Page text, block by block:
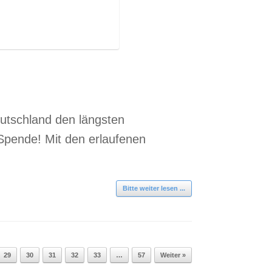
den längsten
Mit den erlaufenen
Bitte weiter lesen ...
29 30 31 32 33 … 57 Weiter »